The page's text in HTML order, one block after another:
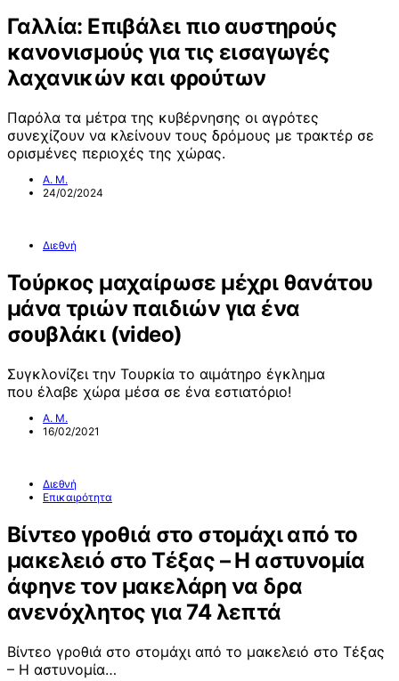
Γαλλία: Επιβάλει πιο αυστηρούς
κανονισμούς για τις εισαγωγές
λαχανικών και φρούτων
Παρόλα τα μέτρα της κυβέρνησης οι αγρότες
συνεχίζουν να κλείνουν τους δρόμους με τρακτέρ σε
ορισμένες περιοχές της χώρας.
Α. Μ.
24/02/2024
Διεθνή
Τούρκος μαχαίρωσε μέχρι θανάτου
μάνα τριών παιδιών για ένα
σουβλάκι (video)
Συγκλονίζει την Τουρκία το αιμάτηρο έγκλημα
που έλαβε χώρα μέσα σε ένα εστιατόριο!
Α. Μ.
16/02/2021
Διεθνή
Επικαιρότητα
Βίντεο γροθιά στο στομάχι από το
μακελειό στο Τέξας – Η αστυνομία
άφηνε τον μακελάρη να δρα
ανενόχλητος για 74 λεπτά
Βίντεο γροθιά στο στομάχι από το μακελειό στο Τέξας
– Η αστυνομία…